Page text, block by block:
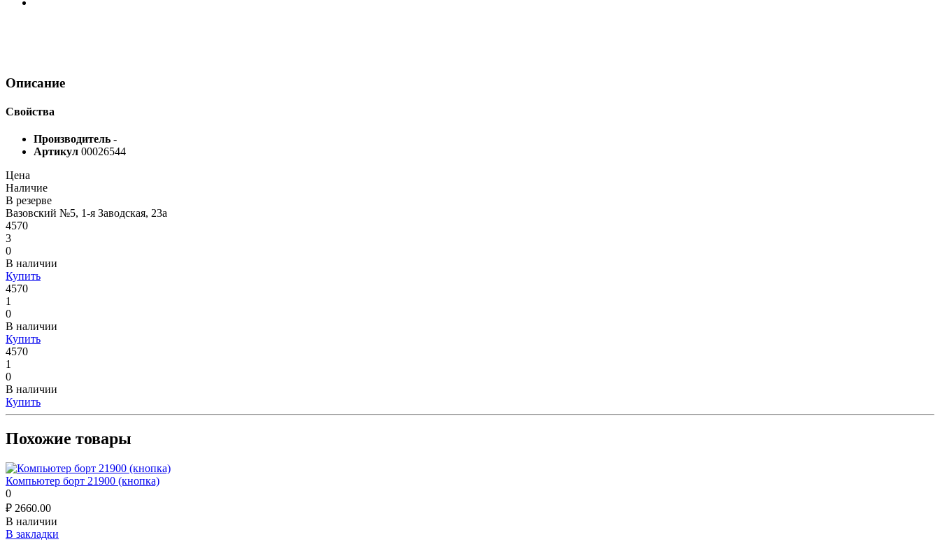
Описание
Свойства
Производитель -
Артикул 00026544
Цена
Наличие
В резерве
Вазовский №5, 1-я Заводская, 23а
4570
3
0
В наличии
Купить
4570
1
0
В наличии
Купить
4570
1
0
В наличии
Купить
Похожие товары
Компьютер борт 21900 (кнопка)
0
₽ 2660.00
В наличии
В закладки